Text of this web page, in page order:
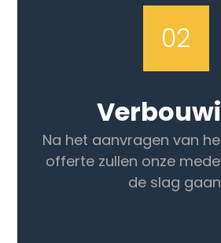
02
Na het aanvragen van
offerte zullen onze
de slag